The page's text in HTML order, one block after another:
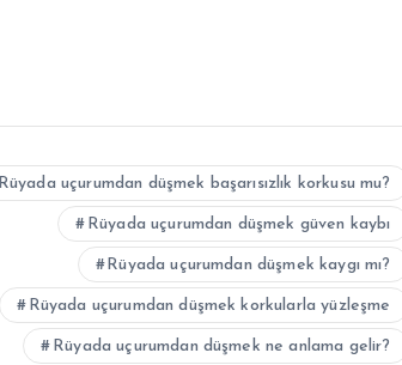
Rüyada uçurumdan düşmek başarısızlık korkusu mu?
Rüyada uçurumdan düşmek güven kaybı
Rüyada uçurumdan düşmek kaygı mı?
Rüyada uçurumdan düşmek korkularla yüzleşme
Rüyada uçurumdan düşmek ne anlama gelir?